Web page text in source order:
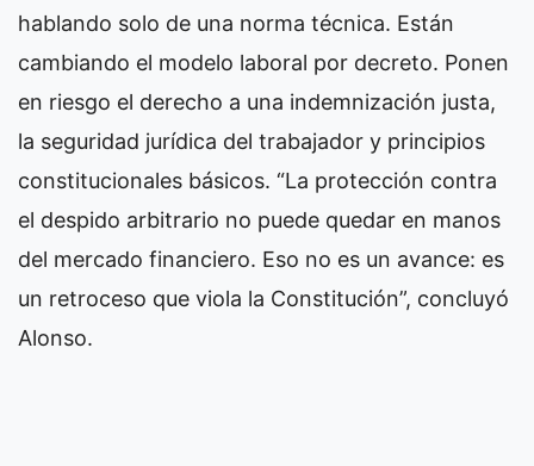
hablando solo de una norma técnica. Están
cambiando el modelo laboral por decreto. Ponen
en riesgo el derecho a una indemnización justa,
la seguridad jurídica del trabajador y principios
constitucionales básicos. “La protección contra
el despido arbitrario no puede quedar en manos
del mercado financiero. Eso no es un avance: es
un retroceso que viola la Constitución”, concluyó
Alonso.